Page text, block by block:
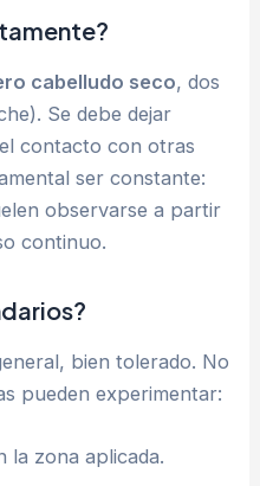
cabelludo seco, dos
Se debe dejar
contacto con otras
ser constante:
observarse a partir
continuo.
bien tolerado. No
pueden experimentar:
la zona aplicada.